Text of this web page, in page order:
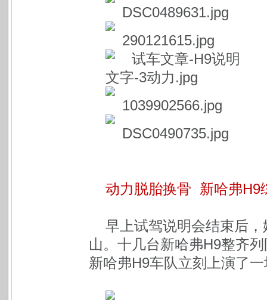
动力脱胎换骨 新哈弗H9
早上试驾说明会结束后
山。十几台新哈弗H9整齐
新哈弗H9车队立刻上演了